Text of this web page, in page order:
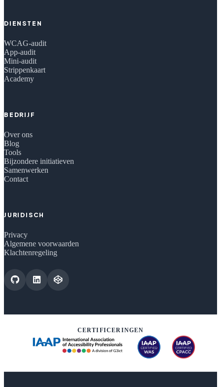
DIENSTEN
WCAG-audit
App-audit
Mini-audit
Strippenkaart
Academy
BEDRIJF
Over ons
Blog
Tools
Bijzondere initiatieven
Samenwerken
Contact
JURIDISCH
Privacy
Algemene voorwaarden
Klachtenregeling
CERTIFICERINGEN